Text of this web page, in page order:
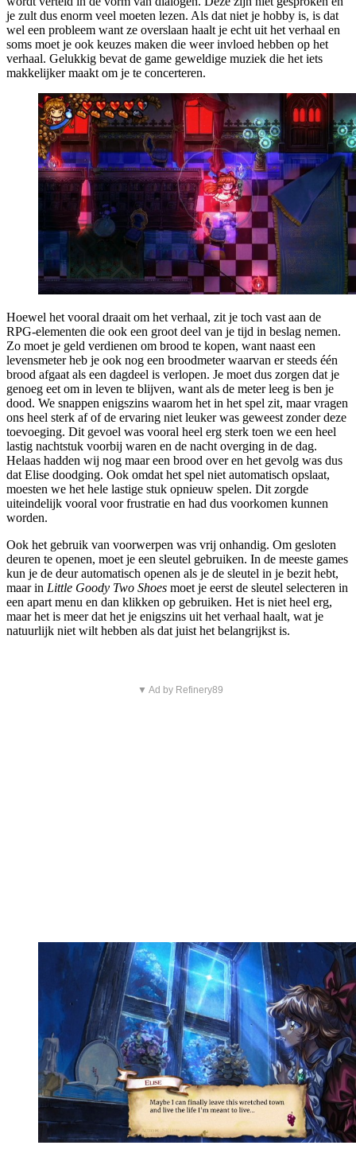
je zult dus enorm veel moeten lezen. Als dat niet je hobby is, is dat
wel een probleem want ze overslaan haalt je echt uit het verhaal en
soms moet je ook keuzes maken die weer invloed hebben op het
verhaal. Gelukkig bevat de game geweldige muziek die het iets
makkelijker maakt om je te concerteren.
Hoewel het vooral draait om het verhaal, zit je toch vast aan de
RPG-elementen die ook een groot deel van je tijd in beslag nemen.
Zo moet je geld verdienen om brood te kopen, want naast een
levensmeter heb je ook nog een broodmeter waarvan er steeds één
brood afgaat als een dagdeel is verlopen. Je moet dus zorgen dat je
genoeg eet om in leven te blijven, want als de meter leeg is ben je
dood. We snappen enigszins waarom het in het spel zit, maar vragen
ons heel sterk af of de ervaring niet leuker was geweest zonder deze
toevoeging. Dit gevoel was vooral heel erg sterk toen we een heel
lastig nachtstuk voorbij waren en de nacht overging in de dag.
Helaas hadden wij nog maar een brood over en het gevolg was dus
dat Elise doodging. Ook omdat het spel niet automatisch opslaat,
moesten we het hele lastige stuk opnieuw spelen. Dit zorgde
uiteindelijk vooral voor frustratie en had dus voorkomen kunnen
worden.
Ook het gebruik van voorwerpen was vrij onhandig. Om gesloten
deuren te openen, moet je een sleutel gebruiken. In de meeste games
kun je de deur automatisch openen als je de sleutel in je bezit hebt,
maar in Little Goody Two Shoes moet je eerst de sleutel selecteren in
een apart menu en dan klikken op gebruiken. Het is niet heel erg,
maar het is meer dat het je enigszins uit het verhaal haalt, wat je
natuurlijk niet wilt hebben als dat juist het belangrijkst is.
▼ Ad by Refinery89